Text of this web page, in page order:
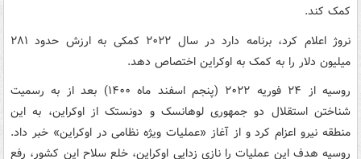
کمک کند.
نروژ اعلام کرد، برنامه دارد در سال ۲۰۲۲ کمکی به ارزش حدود ۲۸۱
میلیون دلار را به کمک به اوکراین اختصاص دهد.
روسیه از ۲۴ فوریه ۲۰۲۲ (پنجم اسفند ماه ۱۴۰۰) بعد از به رسمیت
شناختن استقلال دو جمهوری لوهانسک و دونستک از اوکراین، به این
منطقه نیرو اعزام کرد و از آغاز «عملیات ویژه نظامی در اوکراین» خبر داد.
روسیه هدف این عملیات را نازی زدایی اوکراین، خلع سلاح این کشور، رفع